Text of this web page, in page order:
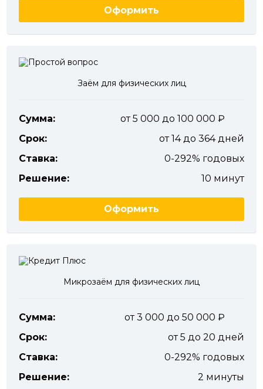
Оформить
Заём для физических лиц
Сумма:
от 5 000 до 100 000
Срок:
от 14 до 364 дней
Ставка:
0-292% годовых
Решение:
10 минут
Оформить
Микрозаём для физических лиц
Сумма:
от 3 000 до 50 000
Срок:
от 5 до 20 дней
Ставка:
0-292% годовых
Решение:
2 минуты